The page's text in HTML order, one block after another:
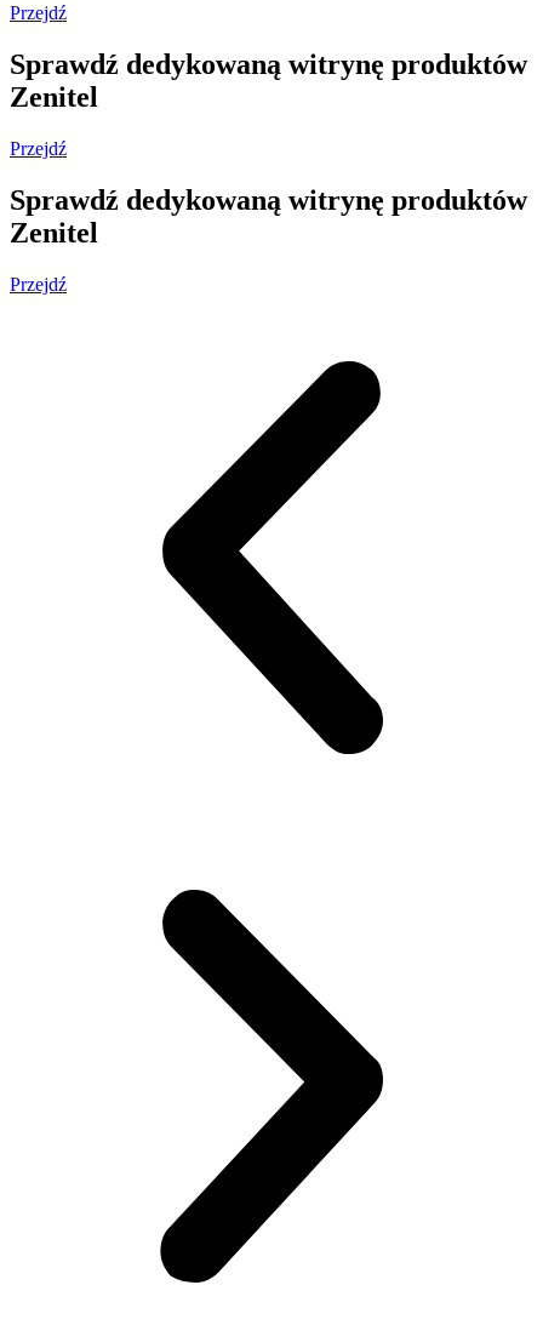
Przejdź
Sprawdź dedykowaną witrynę produktów
Zenitel
Przejdź
Sprawdź dedykowaną witrynę produktów
Zenitel
Przejdź